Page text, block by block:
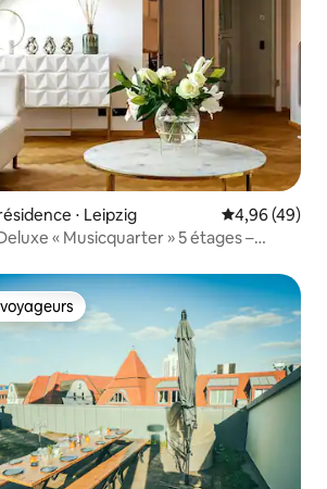
⋅ Leipzig Évaluation
4,96 (49)
« Musicquarter » 5 étages –
les plus appréciés